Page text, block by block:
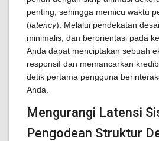
penting, sehingga memicu waktu
(latency). Melalui pendekatan
minimalis, dan berorientasi pada
Anda dapat menciptakan sebuah
responsif dan memancarkan
detik pertama pengguna
Anda.
Mengurangi Latensi
Pengodean Struktur